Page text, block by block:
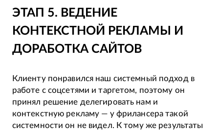
ЭТАП 5. ВЕДЕНИЕ
КОНТЕКСТНОЙ РЕКЛАМЫ И
ДОРАБОТКА САЙТОВ
Клиенту понравился наш системный подход в
работе с соцсетями и таргетом, поэтому он
принял решение делегировать нам и
контекстную рекламу — у фрилансера такой
системности он не видел. К тому же результаты